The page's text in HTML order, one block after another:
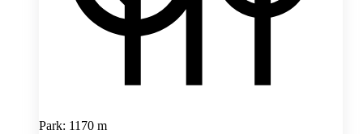
Park: 1170 m